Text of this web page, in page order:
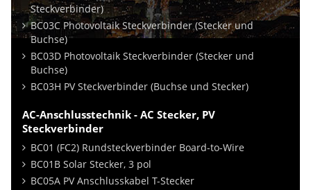
Steckverbinder)
BC03C Photovoltaik Steckverbinder (Stecker und
Buchse)
BC03D Photovoltaik Steckverbinder (Stecker und
Buchse)
BC03H PV Steckverbinder (Buchse und Stecker)
AC-Anschlusstechnik - AC Stecker, PV
Steckverbinder
BC01 (FC2) Rundsteckverbinder Board-to-Wire
BC01B Solar Stecker, 3 pol
BC05A PV Anschlusskabel T-Stecker